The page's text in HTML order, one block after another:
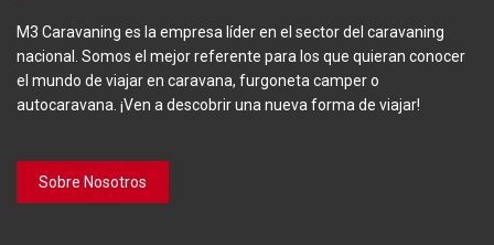
M3 Caravaning es la empresa líder en el sector del caravaning
nacional. Somos el mejor referente para los que quieran conocer
el mundo de viajar en caravana, furgoneta camper o
autocaravana. ¡Ven a descobrir una nueva forma de viajar!
Sobre Nosotros